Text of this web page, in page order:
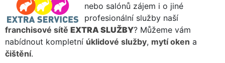
nebo salónů zájem i o jiné
profesionální služby naší
franchisové sítě EXTRA SLUŽBY? Můžeme vám
nabídnout kompletní úklidové služby, mytí oken a
čištění.